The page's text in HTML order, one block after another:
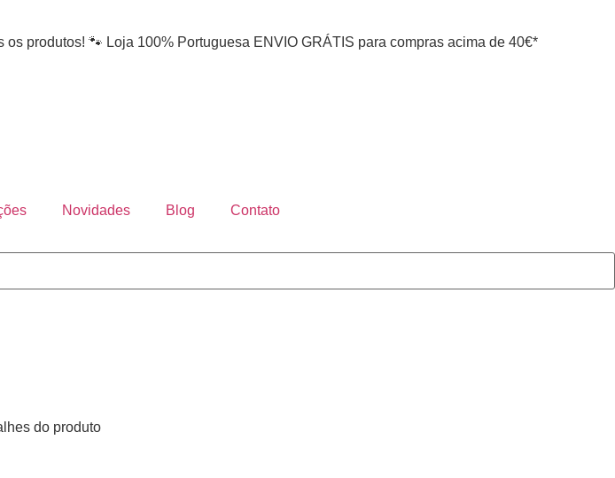
produtos! 🐾 Loja 100% Portuguesa ENVIO GRÁTIS para compras acima de 40€*
Novidades Blog Contato
do produto